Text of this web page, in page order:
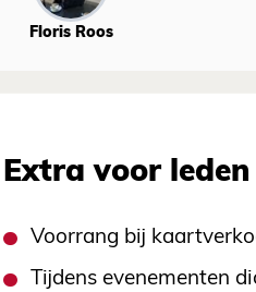
Floris Roos
Extra voor leden
Voorrang bij
Tijdens evenementen